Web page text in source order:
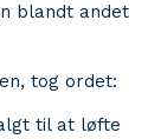
blandt andet
tog ordet:
til at løfte